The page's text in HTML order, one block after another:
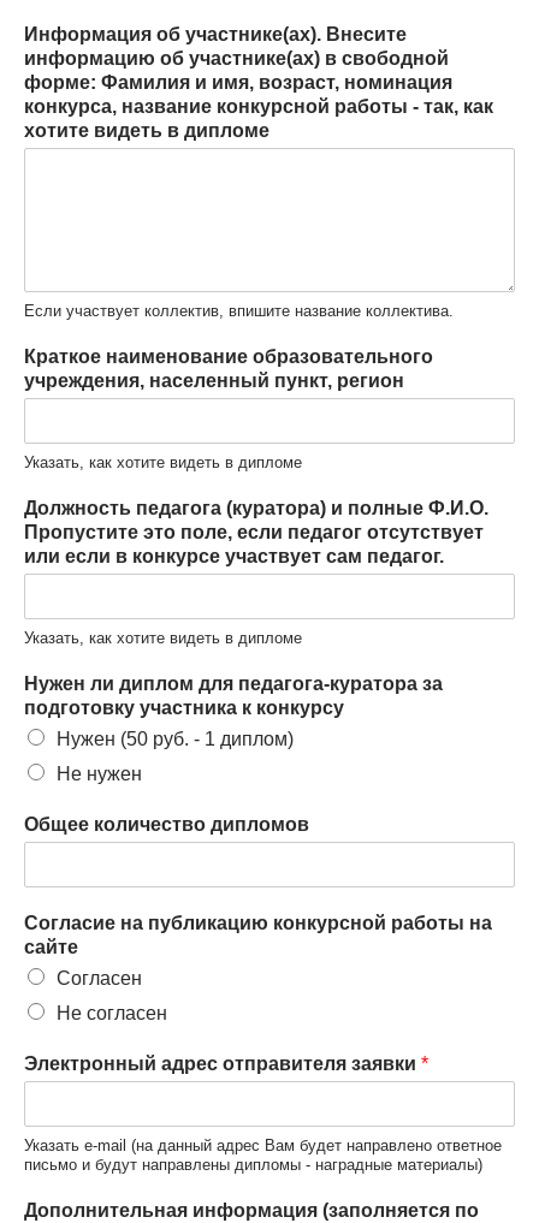
Информация об участнике(ах). Внесите
информацию об участнике(ах) в свободной
форме: Фамилия и имя, возраст, номинация
конкурса, название конкурсной работы - так, как
хотите видеть в дипломе
Если участвует коллектив, впишите название коллектива.
Краткое наименование образовательного
учреждения, населенный пункт, регион
Указать, как хотите видеть в дипломе
Должность педагога (куратора) и полные Ф.И.О.
Пропустите это поле, если педагог отсутствует
или если в конкурсе участвует сам педагог.
Указать, как хотите видеть в дипломе
Нужен ли диплом для педагога-куратора за
подготовку участника к конкурсу
Нужен (50 руб. - 1 диплом)
Не нужен
Общее количество дипломов
Согласие на публикацию конкурсной работы на
сайте
Согласен
Не согласен
Электронный адрес отправителя заявки *
Указать e-mail (на данный адрес Вам будет направлено ответное
письмо и будут направлены дипломы - наградные материалы)
Дополнительная информация (заполняется по